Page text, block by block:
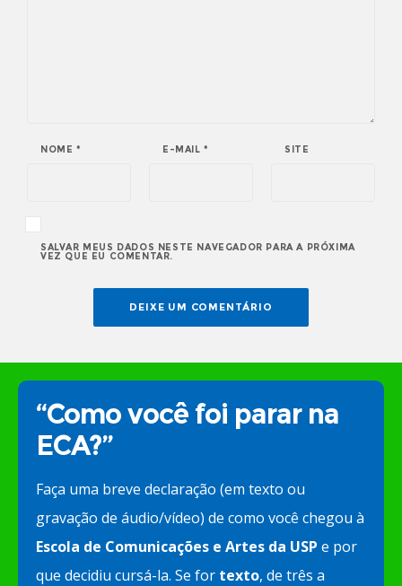
NOME * E-MAIL* SITE
SALVAR MEUS DADOS NESTE NAVEGADOR PARA A PRÓXIMA
VEZ QUE EU COMENTAR.
“Como você foi parar na
ECA?”
Faça uma breve declaração (em texto ou
gravação de áudio/vídeo) de como você chegou à
Escola de Comunicações e Artes da USP e por
que decidiu cursá-la. Se for texto, de três a